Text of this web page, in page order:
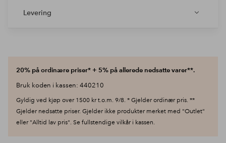
Levering
20% på ordinære priser* + 5% på allerede nedsatte varer**.
Bruk koden i kassen: 440210
Gyldig ved kjøp over 1500 kr t.o.m. 9/8. * Gjelder ordinær pris. **
Gjelder nedsatte priser. Gjelder ikke produkter merket med "Outlet"
eller "Alltid lav pris". Se fullstendige vilkår i kassen.